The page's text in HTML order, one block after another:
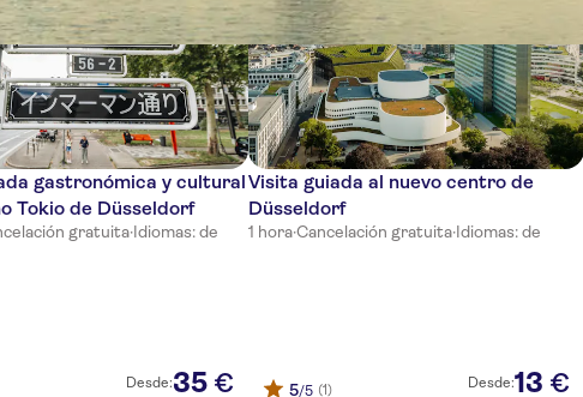
gastronómica y cultural
Tokio de Düsseldorf
gratuita·Idiomas: de
Desde:35 €
Visita guiada al nuevo centro de
Düsseldorf
1 hora·Cancelación gratuita·Idiomas: de
5/5 (1) Desde:13 €